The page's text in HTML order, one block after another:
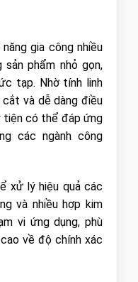
gia công nhiều
phẩm nhỏ gọn,
tạp. Nhờ tính linh
và dễ dàng điều
tiện có thể đáp ứng
các ngành công
xử lý hiệu quả các
và nhiều hợp kim
vi ứng dụng, phù
về độ chính xác